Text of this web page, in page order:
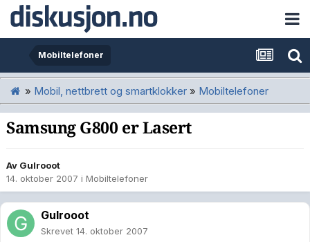
Mobiltelefoner
» Mobil, nettbrett og smartklokker » Mobiltelefoner
Samsung G800 er Lasert
Av Gulrooot
14. oktober 2007 i Mobiltelefoner
Gulrooot
Skrevet 14. oktober 2007